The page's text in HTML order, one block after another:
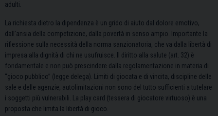
adulti.
La richiesta dietro la dipendenza è un grido di aiuto dal dolore emotivo,
dall’ansia della competizione, dalla povertà in senso ampio. Importante la
riflessione sulla necessità della norma sanzionatoria, che va dalla libertà di
impresa alla dignità di chi ne usufruisce. Il diritto alla salute (art. 32) è
fondamentale e non può prescindere dalla regolamentazione in materia di
“gioco pubblico” (legge delega). Limiti di giocata e di vincita, discipline delle
sale e delle agenzie, autolimitazioni non sono del tutto sufficienti a tutelare
i soggetti più vulnerabili. La play card (tessera di giocatore virtuoso) è una
proposta che limita la libertà di gioco.